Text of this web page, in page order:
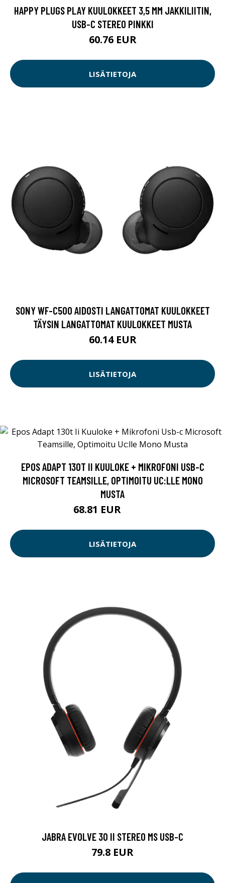
HAPPY PLUGS PLAY KUULOKKEET 3,5 MM JAKKILIITIN,
USB-C STEREO PINKKI
60.76 EUR
LISÄTIETOJA
SONY WF-C500 AIDOSTI LANGATTOMAT KUULOKKEET
TÄYSIN LANGATTOMAT KUULOKKEET MUSTA
60.14 EUR
LISÄTIETOJA
EPOS ADAPT 130T II KUULOKE + MIKROFONI USB-C
MICROSOFT TEAMSILLE, OPTIMOITU UC:LLE MONO
MUSTA
68.81 EUR
LISÄTIETOJA
JABRA EVOLVE 30 II STEREO MS USB-C
79.8 EUR